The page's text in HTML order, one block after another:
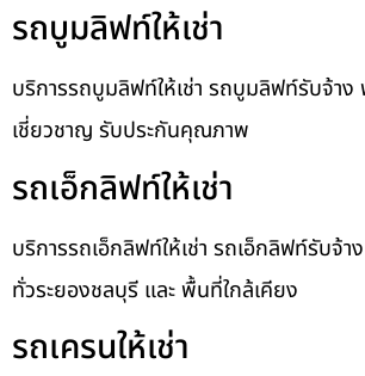
รถบูมลิฟท์ให้เช่า
บริการรถบูมลิฟท์ให้เช่า รถบูมลิฟท์รับจ้า
เชี่ยวชาญ รับประกันคุณภาพ
รถเอ็กลิฟท์ให้เช่า
บริการรถเอ็กลิฟท์ให้เช่า รถเอ็กลิฟท์รับจ้
ทั่วระยองชลบุรี และ พื้นที่ใกล้เคียง
รถเครนให้เช่า